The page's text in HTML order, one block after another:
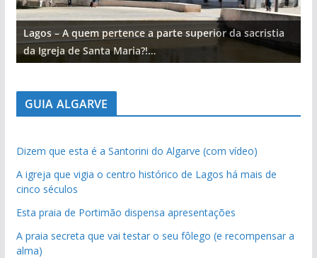
Lagos – A quem pertence a parte superior da sacristia
da Igreja de Santa Maria?!…
GUIA ALGARVE
Dizem que esta é a Santorini do Algarve (com vídeo)
A igreja que vigia o centro histórico de Lagos há mais de
cinco séculos
Esta praia de Portimão dispensa apresentações
A praia secreta que vai testar o seu fôlego (e recompensar a
alma)